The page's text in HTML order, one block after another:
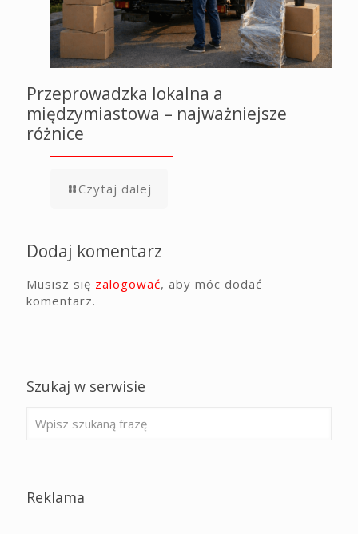
Przeprowadzka lokalna a
międzymiastowa – najważniejsze
różnice
Czytaj dalej
Dodaj komentarz
Musisz się zalogować, aby móc dodać
komentarz.
Szukaj w serwisie
Reklama